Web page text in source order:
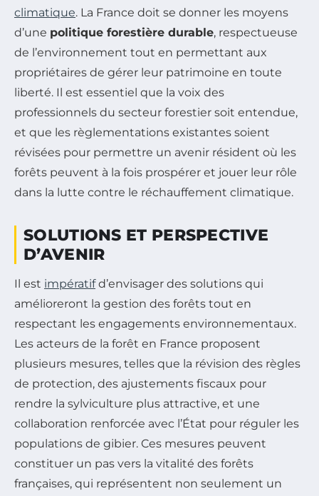
climatique. La France doit se donner les moyens
d’une politique forestière durable, respectueuse
de l’environnement tout en permettant aux
propriétaires de gérer leur patrimoine en toute
liberté. Il est essentiel que la voix des
professionnels du secteur forestier soit entendue,
et que les règlementations existantes soient
révisées pour permettre un avenir résident où les
forêts peuvent à la fois prospérer et jouer leur rôle
dans la lutte contre le réchauffement climatique.
SOLUTIONS ET PERSPECTIVE
D’AVENIR
Il est impératifd’envisager des solutions qui
amélioreront la gestion des forêts tout en
respectant les engagements environnementaux.
Les acteurs de la forêt en France proposent
plusieurs mesures, telles que la révision des règles
de protection, des ajustements fiscaux pour
rendre la sylviculture plus attractive, et une
collaboration renforcée avec l’État pour réguler les
populations de gibier. Ces mesures peuvent
constituer un pas vers la vitalité des forêts
françaises, qui représentent non seulement un